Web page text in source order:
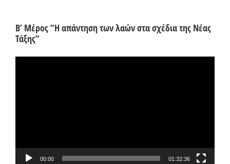
Β’ Μέρος “Η απάντηση των λαών στα σχέδια της Νέας
Τάξης”
00:00 01:32:36